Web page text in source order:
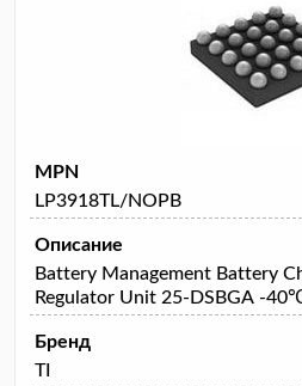
MPN
LP3918TL/NOPB
Описание
Battery Management Battery
Regulator Unit 25-DSBGA -
Бренд
TI